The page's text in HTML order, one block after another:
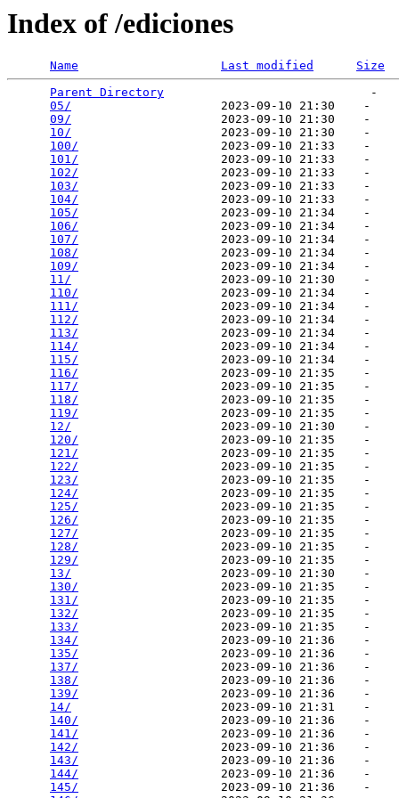
Index of /ediciones
Name Last modified
Size
Parent Directory
                             -
05/
                     2023-09-10 21:30    -
09/
                     2023-09-10 21:30    -
10/
                     2023-09-10 21:30    -
100/
                    2023-09-10 21:33    -
101/
                    2023-09-10 21:33    -
102/
                    2023-09-10 21:33    -
103/
                    2023-09-10 21:33    -
104/
                    2023-09-10 21:33    -
105/
                    2023-09-10 21:34    -
106/
                    2023-09-10 21:34    -
107/
                    2023-09-10 21:34    -
108/
                    2023-09-10 21:34    -
109/
                    2023-09-10 21:34    -
11/
                     2023-09-10 21:30    -
110/
                    2023-09-10 21:34    -
111/
                    2023-09-10 21:34    -
112/
                    2023-09-10 21:34    -
113/
                    2023-09-10 21:34    -
114/
                    2023-09-10 21:34    -
115/
                    2023-09-10 21:34    -
116/
                    2023-09-10 21:35    -
117/
                    2023-09-10 21:35    -
118/
                    2023-09-10 21:35    -
119/
                    2023-09-10 21:35    -
12/
                     2023-09-10 21:30    -
120/
                    2023-09-10 21:35    -
121/
                    2023-09-10 21:35    -
122/
                    2023-09-10 21:35    -
123/
                    2023-09-10 21:35    -
124/
                    2023-09-10 21:35    -
125/
                    2023-09-10 21:35    -
126/
                    2023-09-10 21:35    -
127/
                    2023-09-10 21:35    -
128/
                    2023-09-10 21:35    -
129/
                    2023-09-10 21:35    -
13/
                     2023-09-10 21:30    -
130/
                    2023-09-10 21:35    -
131/
                    2023-09-10 21:35    -
132/
                    2023-09-10 21:35    -
133/
                    2023-09-10 21:35    -
134/
                    2023-09-10 21:36    -
135/
                    2023-09-10 21:36    -
137/
                    2023-09-10 21:36    -
138/
                    2023-09-10 21:36    -
139/
                    2023-09-10 21:36    -
14/
                     2023-09-10 21:31    -
140/
                    2023-09-10 21:36    -
141/
                    2023-09-10 21:36    -
142/
                    2023-09-10 21:36    -
143/
                    2023-09-10 21:36    -
144/
                    2023-09-10 21:36    -
145/
                    2023-09-10 21:36    -